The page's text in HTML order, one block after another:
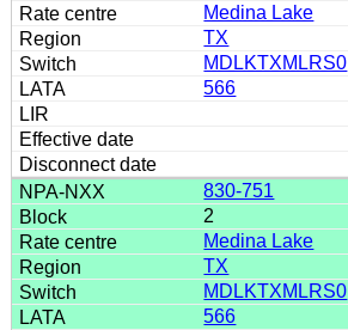
Medina Lake
TX
MDLKTXMLRS0
566
830-751
2
Medina Lake
TX
MDLKTXMLRS0
566